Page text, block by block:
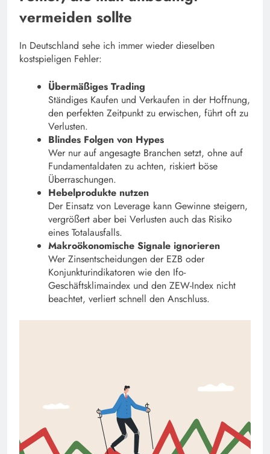
vermeiden sollte
In Deutschland sehe ich immer wieder dieselben
kostspieligen Fehler:
Übermäßiges Trading
Ständiges Kaufen und Verkaufen in der Hoffnung,
den perfekten Zeitpunkt zu erwischen, führt oft zu
Verlusten.
Blindes Folgen von Hypes
Wer nur auf angesagte Branchen setzt, ohne auf
Fundamentaldaten zu achten, riskiert böse
Überraschungen.
Hebelprodukte nutzen
Der Einsatz von Leverage kann Gewinne steigern,
vergrößert aber bei Verlusten auch das Risiko
eines Totalausfalls.
Makroökonomische Signale ignorieren
Wer Zinsentscheidungen der EZB oder
Konjunkturindikatoren wie den Ifo-
Geschäftsklimaindex und den ZEW-Index nicht
beachtet, verliert schnell den Anschluss.